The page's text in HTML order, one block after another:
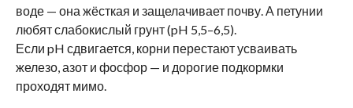
воде — она жёсткая и защелачивает почву. А петунии
любят слабокислый грунт (pH 5,5–6,5).
Если pH сдвигается, корни перестают усваивать
железо, азот и фосфор — и дорогие подкормки
проходят мимо.